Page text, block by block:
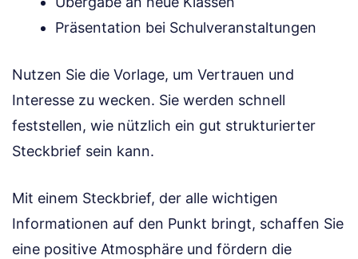
Präsentation bei Schulveranstaltungen
Nutzen Sie die Vorlage, um Vertrauen und
Interesse zu wecken. Sie werden schnell
feststellen, wie nützlich ein gut strukturierter
Steckbrief sein kann.
Mit einem Steckbrief, der alle wichtigen
Informationen auf den Punkt bringt, schaffen Sie
eine positive Atmosphäre und fördern die